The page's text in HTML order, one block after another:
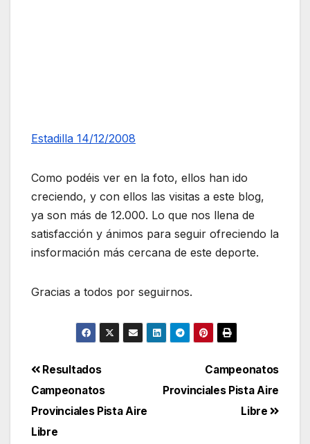
Estadilla 14/12/2008
Como podéis ver en la foto, ellos han ido
creciendo, y con ellos las visitas a este blog,
ya son más de 12.000. Lo que nos llena de
satisfacción y ánimos para seguir ofreciendo la
insformación más cercana de este deporte.
Gracias a todos por seguirnos.
Navegación
de
entradas
Campeonatos
Provinciales Pista Aire
Libre
Resultados
Campeonatos
Provinciales Pista Aire
Libre